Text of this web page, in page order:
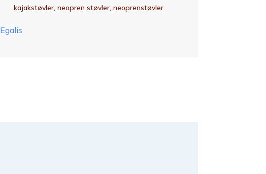
kajakstøvler,neopren støvler,neoprenstøvler
Egalis